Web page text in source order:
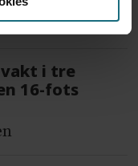
vakt i tre
16-fots